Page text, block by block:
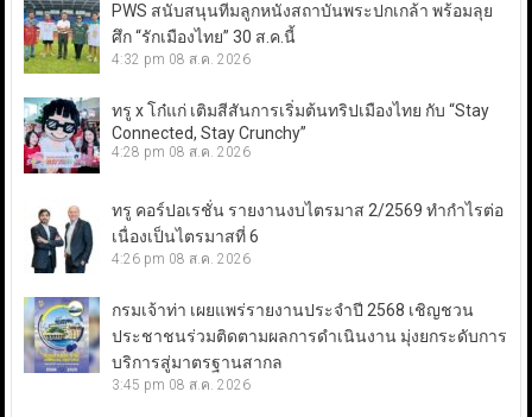
PWS สนับสนุนทีมลูกหนังสถาบันพระปกเกล้า พร้อมลุย
ศึก “รักเมืองไทย” 30 ส.ค.นี้
4:32 pm 08 ส.ค. 2026
ทรู x โก๋แก่ เติมสีสันการเริ่มต้นทริปเมืองไทย กับ “Stay
Connected, Stay Crunchy”
4:28 pm 08 ส.ค. 2026
ทรู คอร์ปอเรชั่น รายงานงบไตรมาส 2/2569 ทำกำไรต่อ
เนื่องเป็นไตรมาสที่ 6
4:26 pm 08 ส.ค. 2026
กรมเจ้าท่า เผยแพร่รายงานประจำปี 2568 เชิญชวน
ประชาชนร่วมติดตามผลการดำเนินงาน มุ่งยกระดับการ
บริการสู่มาตรฐานสากล
3:45 pm 08 ส.ค. 2026